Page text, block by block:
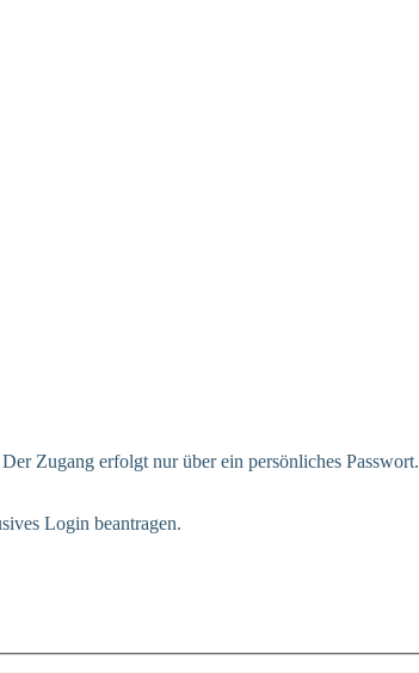
Zugang erfolgt nur über ein persönliches Passwort.
Login beantragen.